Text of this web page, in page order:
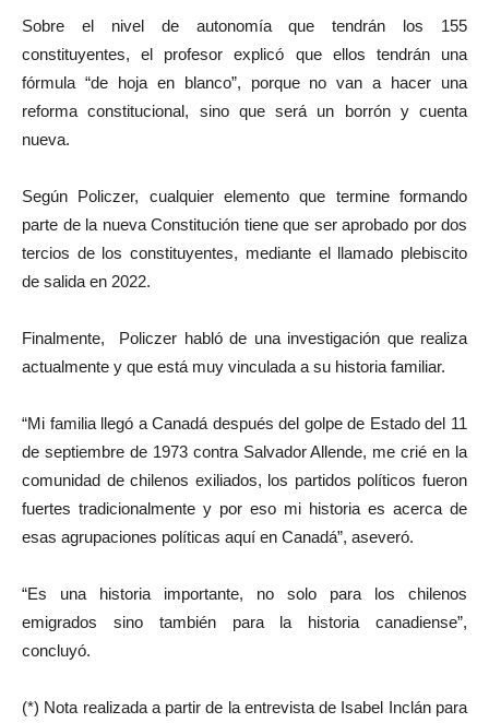
Sobre el nivel de autonomía que tendrán los 155
constituyentes, el profesor explicó que ellos tendrán una
fórmula “de hoja en blanco”, porque no van a hacer una
reforma constitucional, sino que será un borrón y cuenta
nueva.
Según Policzer, cualquier elemento que termine formando
parte de la nueva Constitución tiene que ser aprobado por dos
tercios de los constituyentes, mediante el llamado plebiscito
de salida en 2022.
Finalmente, Policzer habló de una investigación que realiza
actualmente y que está muy vinculada a su historia familiar.
“Mi familia llegó a Canadá después del golpe de Estado del 11
de septiembre de 1973 contra Salvador Allende, me crié en la
comunidad de chilenos exiliados, los partidos políticos fueron
fuertes tradicionalmente y por eso mi historia es acerca de
esas agrupaciones políticas aquí en Canadá”, aseveró.
“Es una historia importante, no solo para los chilenos
emigrados sino también para la historia canadiense”,
concluyó.
(*) Nota realizada a partir de la entrevista de Isabel Inclán para